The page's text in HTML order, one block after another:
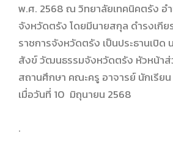
พ.ศ. 2568 ณ วิทยาลัยเทคนิคตรัง อ
จังหวัดตรัง โดยมีนายสกุล ดำรงเกี
ราชการจังหวัดตรัง เป็นประธานเปิ
สังข์ วัฒนธรรมจังหวัดตรัง หัวหน้าส่
สถานศึกษา คณะครู อาจารย์ นักเรีย
เมื่อวันที่ 10 มิถุนายน 2568
.